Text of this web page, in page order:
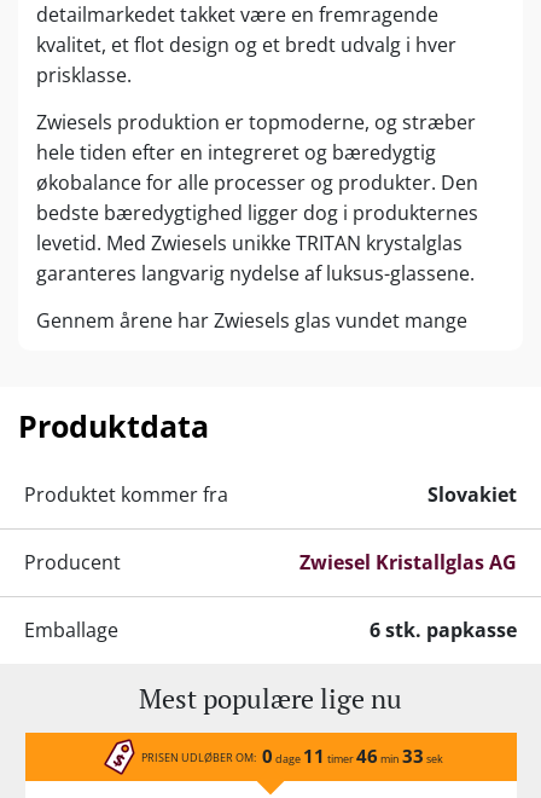
detailmarkedet takket være en fremragende
kvalitet, et flot design og et bredt udvalg i hver
prisklasse.
Zwiesels produktion er topmoderne, og stræber
hele tiden efter en integreret og bæredygtig
økobalance for alle processer og produkter. Den
bedste bæredygtighed ligger dog i produkternes
levetid. Med Zwiesels unikke TRITAN krystalglas
garanteres langvarig nydelse af luksus-glassene.
Gennem årene har Zwiesels glas vundet mange
Design Award.
Produktdata
Produktet kommer fra Slovakiet
Producent Zwiesel Kristallglas AG
Emballage 6 stk. papkasse
Mest populære lige nu
PRISEN UDLØBER OM: 0 dage 11 timer46 min 33 sek